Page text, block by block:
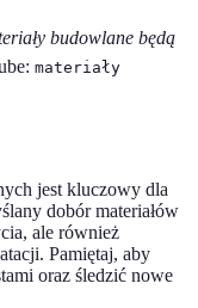
budowlane będą
materiały
jest kluczowy dla
dobór materiałów
ale również
Pamiętaj, aby
oraz śledzić nowe